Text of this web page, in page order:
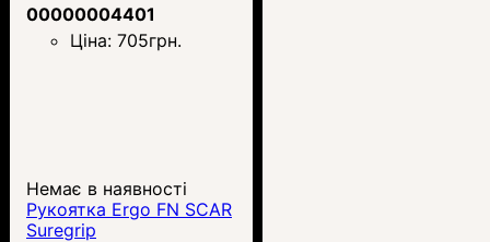
00000004401
Ціна: 705грн.
Немає в наявності
Рукоятка Ergo FN SCAR
Suregrip